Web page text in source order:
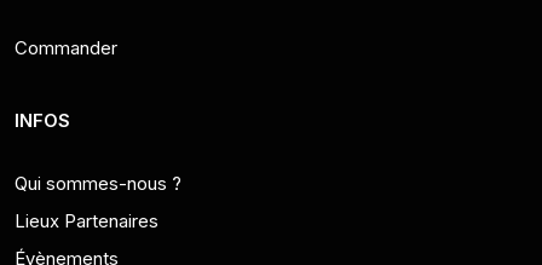
Commander
INFOS
Qui sommes-nous ?
Lieux Partenaires
Évènements